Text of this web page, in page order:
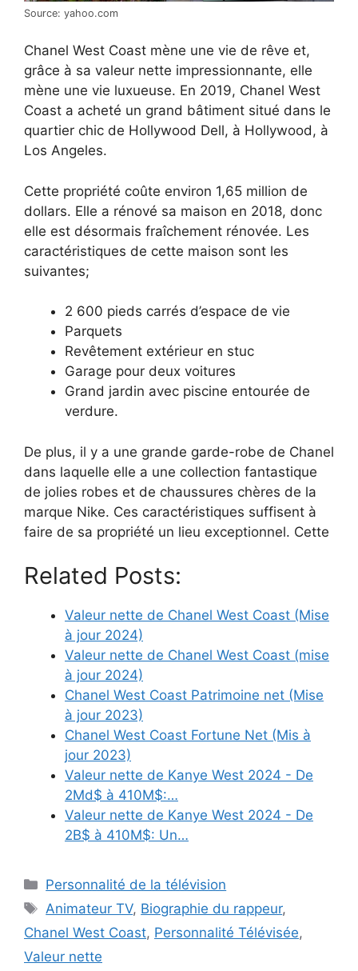
Source: yahoo.com
Chanel West Coast mène une vie de rêve et,
grâce à sa valeur nette impressionnante, elle
mène une vie luxueuse. En 2019, Chanel West
Coast a acheté un grand bâtiment situé dans le
quartier chic de Hollywood Dell, à Hollywood, à
Los Angeles.
Cette propriété coûte environ 1,65 million de
dollars. Elle a rénové sa maison en 2018, donc
elle est désormais fraîchement rénovée. Les
caractéristiques de cette maison sont les
suivantes;
2 600 pieds carrés d’espace de vie
Parquets
Revêtement extérieur en stuc
Garage pour deux voitures
Grand jardin avec piscine entourée de
verdure.
De plus, il y a une grande garde-robe de Chanel
dans laquelle elle a une collection fantastique
de jolies robes et de chaussures chères de la
marque Nike. Ces caractéristiques suffisent à
faire de sa propriété un lieu exceptionnel. Cette
Related Posts:
Valeur nette de Chanel West Coast (Mise
à jour 2024)
Valeur nette de Chanel West Coast (mise
à jour 2024)
Chanel West Coast Patrimoine net (Mise
à jour 2023)
Chanel West Coast Fortune Net (Mis à
jour 2023)
Valeur nette de Kanye West 2024 - De
2Md$ à 410M$:…
Valeur nette de Kanye West 2024 - De
2B$ à 410M$: Un…
Categories
Personnalité de la télévision
Tags
Animateur TV, Biographie du rappeur,
Chanel West Coast, Personnalité Télévisée,
Valeur nette